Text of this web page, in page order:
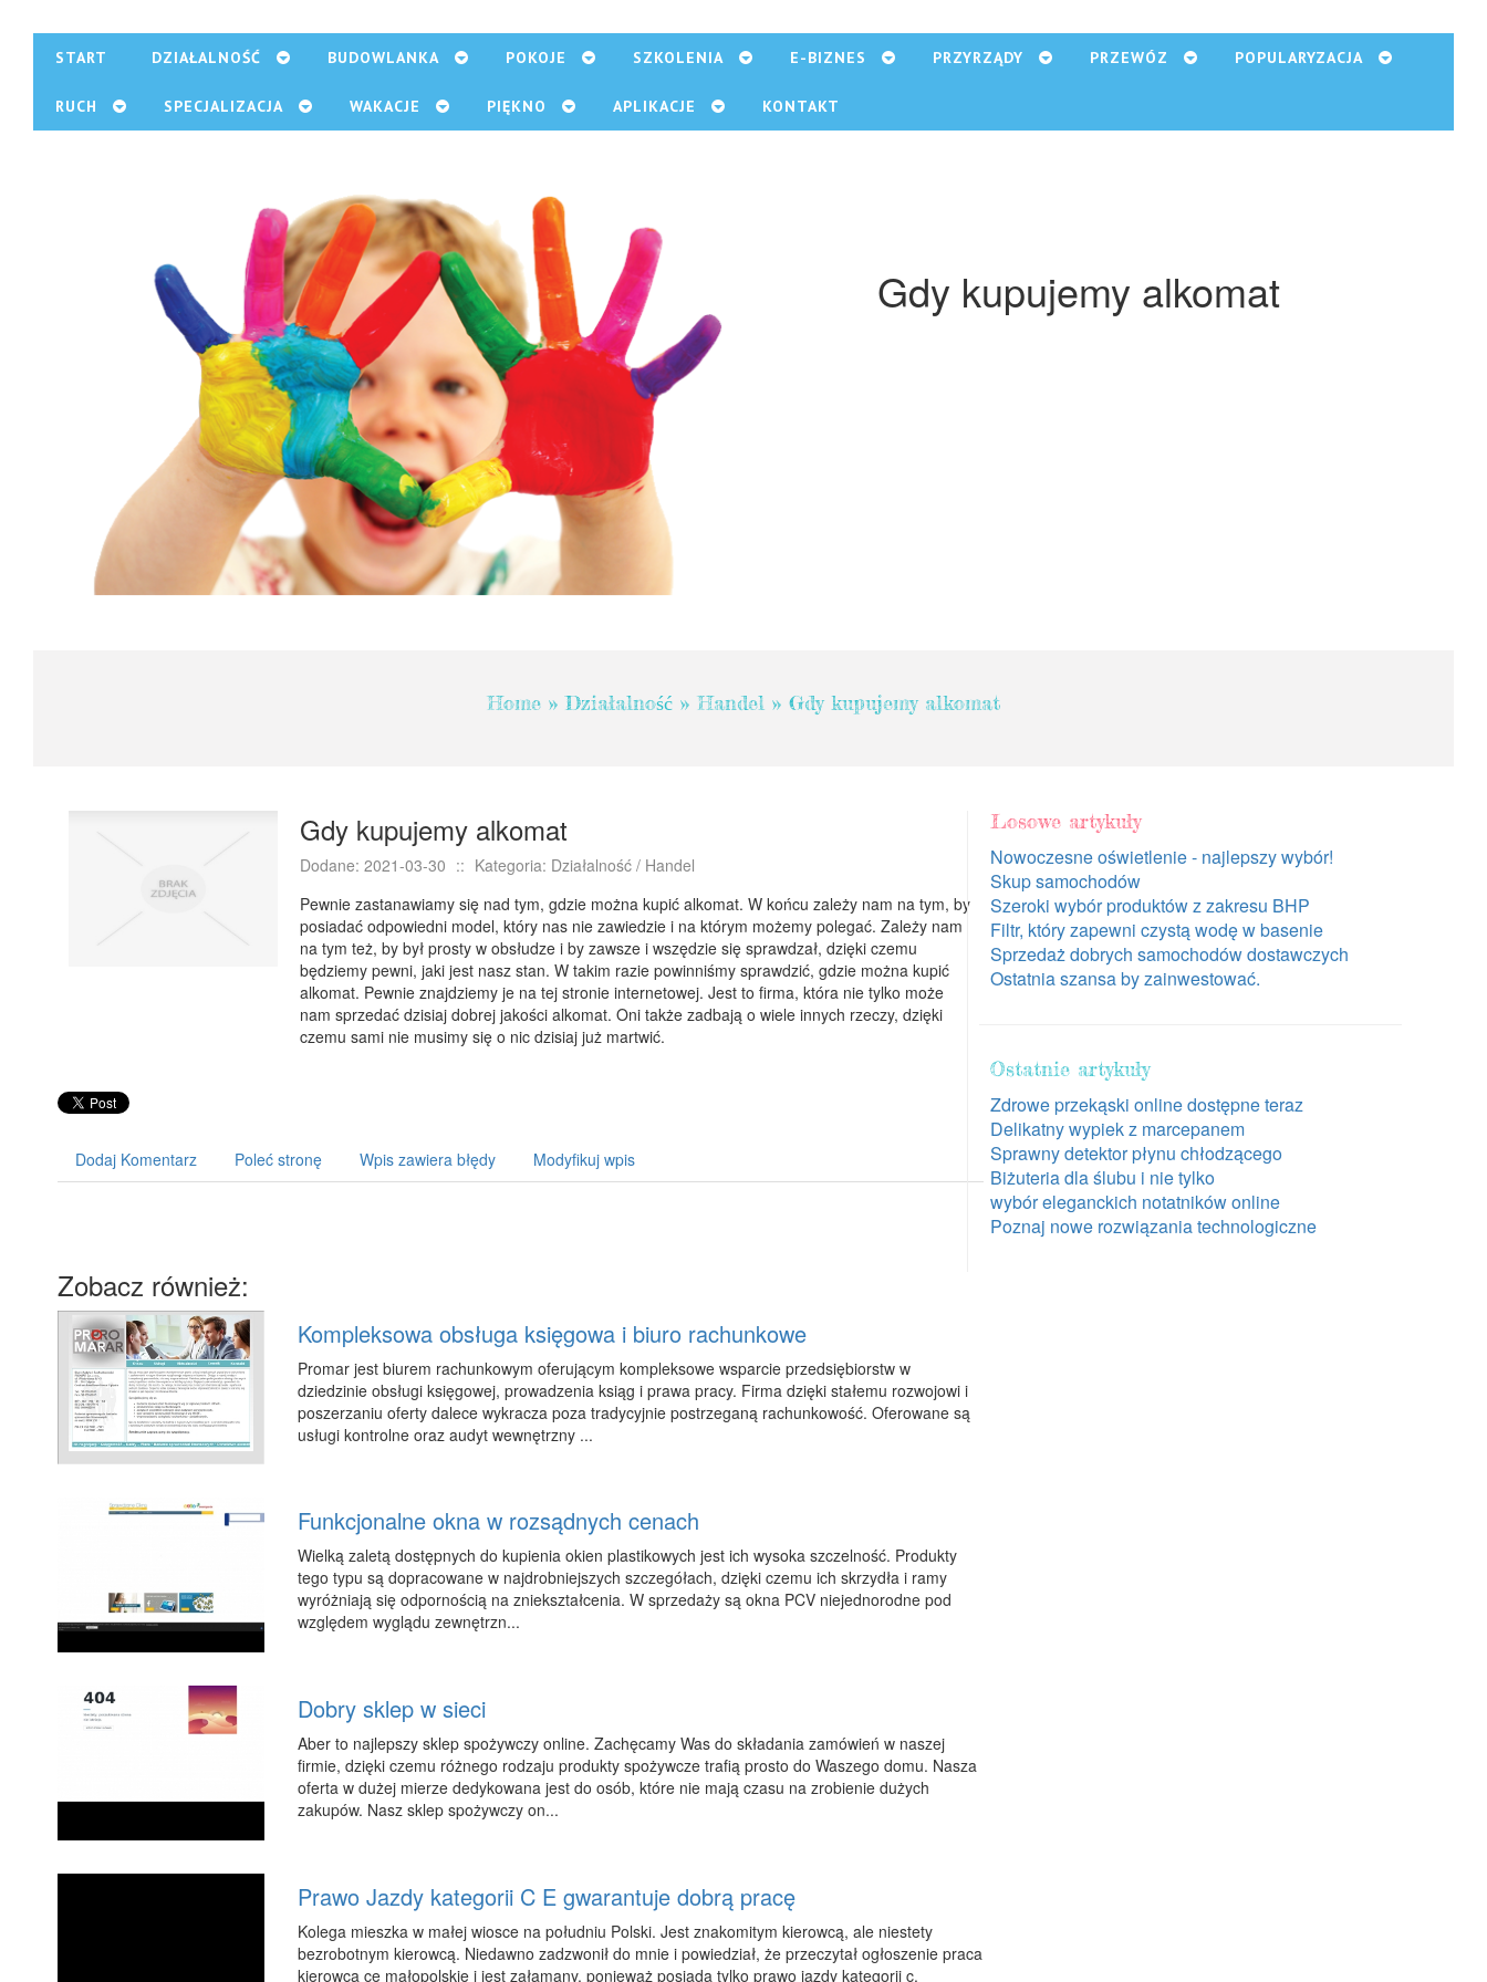
START DZIAŁALNOŚĆ BUDOWLANKA POKOJE SZKOLENIA E-BIZNES PRZYRZĄDY PRZEWÓZ POPULARYZACJA
RUCH SPECJALIZACJA WAKACJE PIĘKNO APLIKACJE KONTAKT
Gdy kupujemy alkomat
Home »Działalność » Handel » Gdy kupujemy alkomat
Gdy kupujemy alkomat
Dodane: 2021-03-30 :: Kategoria: Działalność / Handel
Pewnie zastanawiamy się nad tym, gdzie można kupić alkomat. W końcu zależy nam na tym, by
posiadać odpowiedni model, który nas nie zawiedzie i na którym możemy polegać. Zależy nam
na tym też, by był prosty w obsłudze i by zawsze i wszędzie się sprawdzał, dzięki czemu
będziemy pewni, jaki jest nasz stan. W takim razie powinniśmy sprawdzić, gdzie można kupić
alkomat. Pewnie znajdziemy je na tej stronie internetowej. Jest to firma, która nie tylko może
nam sprzedać dzisiaj dobrej jakości alkomat. Oni także zadbają o wiele innych rzeczy, dzięki
czemu sami nie musimy się o nic dzisiaj już martwić.
Dodaj Komentarz Poleć stronę Wpis zawiera błędy Modyfikuj wpis
Zobacz również:
Kompleksowa obsługa księgowa i biuro rachunkowe
Promar jest biurem rachunkowym oferującym kompleksowe wsparcie przedsiębiorstw w
dziedzinie obsługi księgowej, prowadzenia ksiąg i prawa pracy. Firma dzięki stałemu rozwojowi i
poszerzaniu oferty dalece wykracza poza tradycyjnie postrzeganą rachunkowość. Oferowane są
usługi kontrolne oraz audyt wewnętrzny ...
Funkcjonalne okna w rozsądnych cenach
Wielką zaletą dostępnych do kupienia okien plastikowych jest ich wysoka szczelność. Produkty
tego typu są dopracowane w najdrobniejszych szczegółach, dzięki czemu ich skrzydła i ramy
wyróżniają się odpornością na zniekształcenia. W sprzedaży są okna PCV niejednorodne pod
względem wyglądu zewnętrzn...
Dobry sklep w sieci
Aber to najlepszy sklep spożywczy online. Zachęcamy Was do składania zamówień w naszej
firmie, dzięki czemu różnego rodzaju produkty spożywcze trafią prosto do Waszego domu. Nasza
oferta w dużej mierze dedykowana jest do osób, które nie mają czasu na zrobienie dużych
zakupów. Nasz sklep spożywczy on...
Prawo Jazdy kategorii C E gwarantuje dobrą pracę
Kolega mieszka w małej wiosce na południu Polski. Jest znakomitym kierowcą, ale niestety
bezrobotnym kierowcą. Niedawno zadzwonił do mnie i powiedział, że przeczytał ogłoszenie praca
kierowca ce małopolskie i jest załamany, ponieważ posiada tylko prawo jazdy kategorii c.
Losowe artykuły
Nowoczesne oświetlenie - najlepszy wybór!
Skup samochodów
Szeroki wybór produktów z zakresu BHP
Filtr, który zapewni czystą wodę w basenie
Sprzedaż dobrych samochodów dostawczych
Ostatnia szansa by zainwestować.
Ostatnie artykuły
Zdrowe przekąski online dostępne teraz
Delikatny wypiek z marcepanem
Sprawny detektor płynu chłodzącego
Biżuteria dla ślubu i nie tylko
wybór eleganckich notatników online
Poznaj nowe rozwiązania technologiczne